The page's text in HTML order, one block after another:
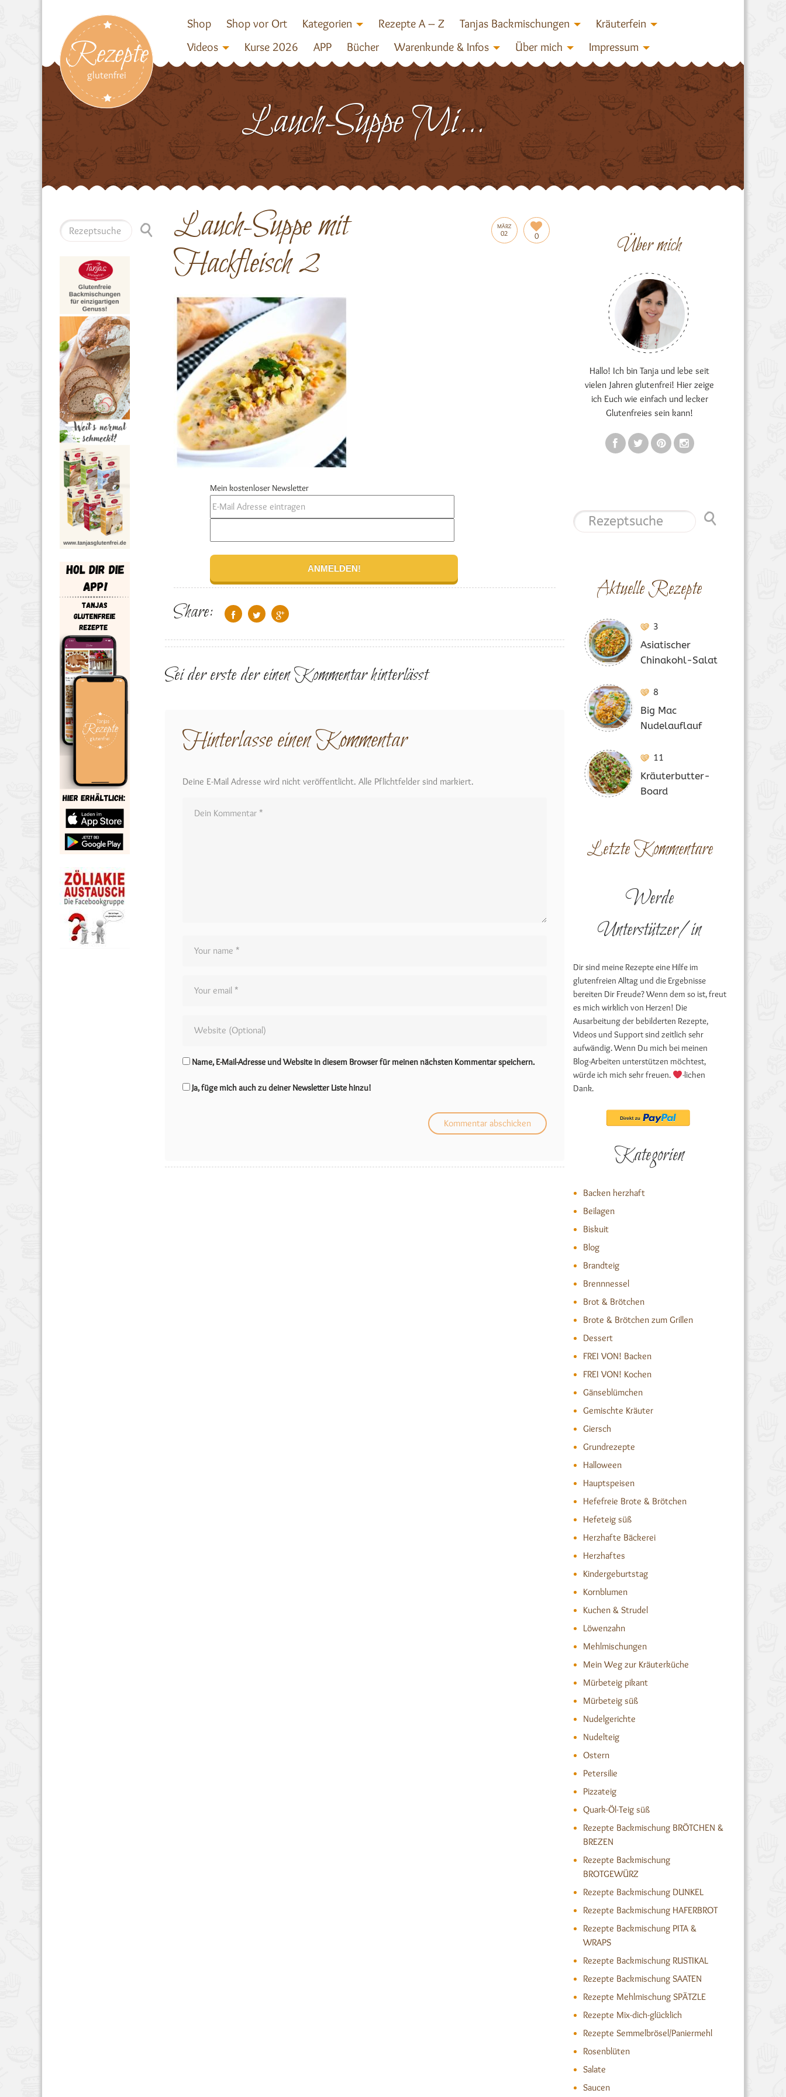
Rezepte
glutenfrei
Shop Shop vor Ort Kategorien Rezepte A – Z Tanjas Backmischungen
Kräuterfein
Videos
Kurse 2026 APP Bücher Warenkunde & Infos Über mich Impressum
Lauch-Suppe Mit Hackfleisch 2
MÄRZ
02 0
Lauch-Suppe mit
Hackfleisch 2
Mein kostenloser Newsletter
Share:
Sei der erste der einen Kommentar hinterlässt
Hinterlasse einen Kommentar
Deine E-Mail Adresse wird nicht veröffentlicht. Alle Pflichtfelder sind markiert.
Name, E-Mail-Adresse und Website in diesem Browser für meinen nächsten Kommentar speichern.
Ja, füge mich auch zu deiner Newsletter Liste hinzu!
Über mich
Hallo! Ich bin Tanja und lebe seit
vielen Jahren glutenfrei! Hier zeige
ich Euch wie einfach und lecker
Glutenfreies sein kann!
Aktuelle Rezepte
3
Asiatischer
Chinakohl-Salat
8
Big Mac
Nudelauflauf
11
Kräuterbutter-
Board
Letzte Kommentare
Werde
Unterstützer/in
Dir sind meine Rezepte eine Hilfe im
glutenfreien Alltag und die Ergebnisse
bereiten Dir Freude? Wenn dem so ist, freut
es mich wirklich von Herzen! Die
Ausarbeitung der bebilderten Rezepte,
Videos und Support sind zeitlich sehr
aufwändig. Wenn Du mich bei meinen
Blog-Arbeiten unterstützen möchtest,
würde ich mich sehr freuen.
-lichen
Dank.
Kategorien
Backen herzhaft
Beilagen
Biskuit
Blog
Brandteig
Brennnessel
Brot & Brötchen
Brote & Brötchen zum Grillen
Dessert
FREI VON! Backen
FREI VON! Kochen
Gänseblümchen
Gemischte Kräuter
Giersch
Grundrezepte
Halloween
Hauptspeisen
Hefefreie Brote & Brötchen
Hefeteig süß
Herzhafte Bäckerei
Herzhaftes
Kindergeburtstag
Kornblumen
Kuchen & Strudel
Löwenzahn
Mehlmischungen
Mein Weg zur Kräuterküche
Mürbeteig pikant
Mürbeteig süß
Nudelgerichte
Nudelteig
Ostern
Petersilie
Pizzateig
Quark-Öl-Teig süß
Rezepte Backmischung BRÖTCHEN &
BREZEN
Rezepte Backmischung
BROTGEWÜRZ
Rezepte Backmischung DUNKEL
Rezepte Backmischung HAFERBROT
Rezepte Backmischung PITA &
WRAPS
Rezepte Backmischung RUSTIKAL
Rezepte Backmischung SAATEN
Rezepte Mehlmischung SPÄTZLE
Rezepte Mix-dich-glücklich
Rezepte Semmelbrösel/Paniermehl
Rosenblüten
Salate
Saucen